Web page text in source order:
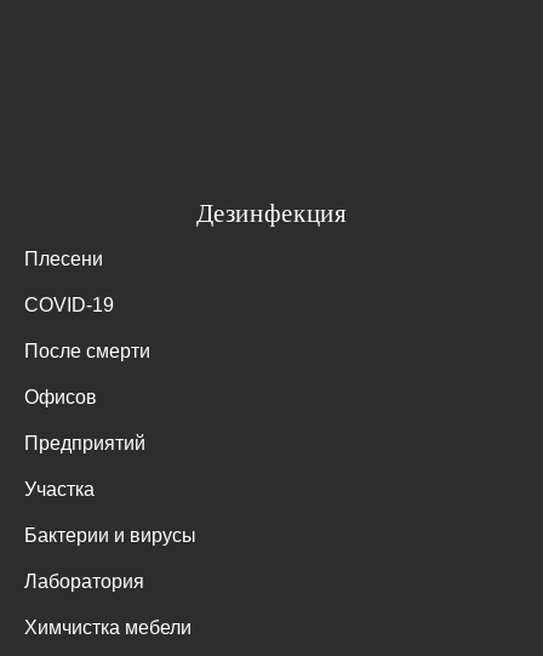
Дезинфекция
Плесени
COVID-19
После смерти
Офисов
Предприятий
Участка
Бактерии и вирусы
Лаборатория
Химчистка мебели